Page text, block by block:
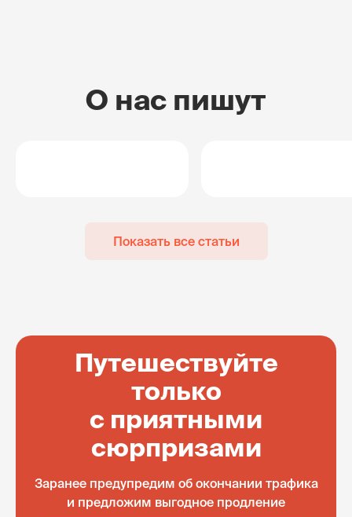
О нас пишут
Показать все статьи
Путешествуйте
только
с приятными
сюрпризами
Заранее предупредим об окончании трафика
и предложим выгодное продление